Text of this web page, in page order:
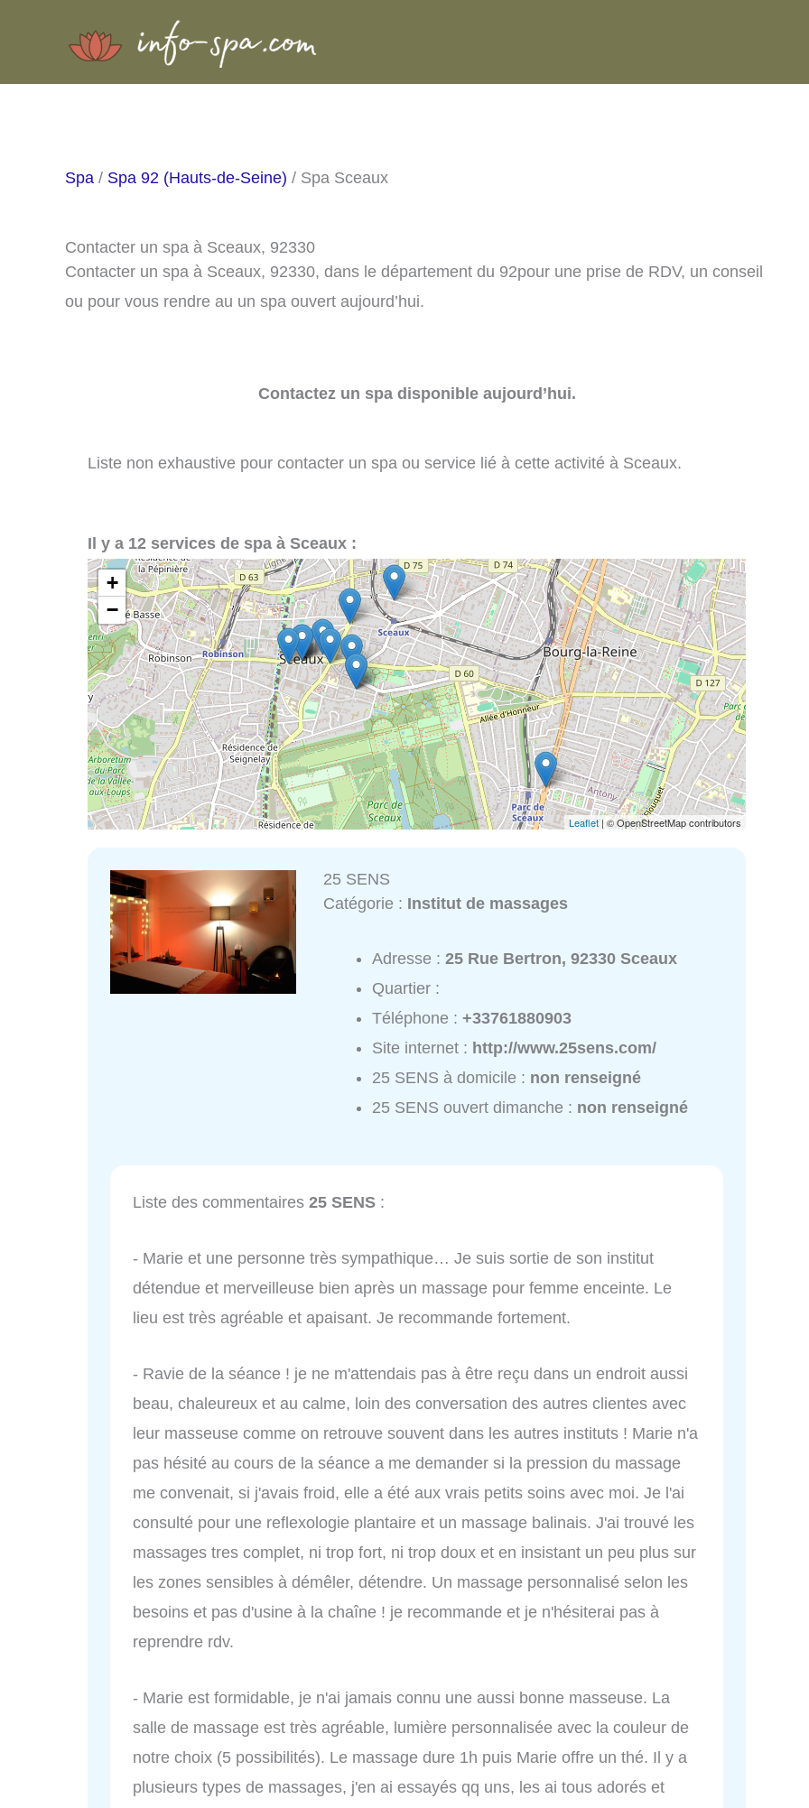
Spa / Spa 92 (Hauts-de-Seine) / Spa Sceaux
Contacter un spa à Sceaux, 92330
Contacter un spa à Sceaux, 92330, dans le département du 92pour une prise de RDV, un conseil
ou pour vous rendre au un spa ouvert aujourd’hui.
Contactez un spa disponible aujourd’hui.
Liste non exhaustive pour contacter un spa ou service lié à cette activité à Sceaux.
Il y a 12 services de spa à Sceaux :
+
−
Leaflet| © OpenStreetMap contributors
25 SENS
Catégorie : Institut de massages
Adresse :25 Rue Bertron, 92330 Sceaux
Quartier :
Téléphone :+33761880903
Site internet : http://www.25sens.com/
25 SENS à domicile : non renseigné
25 SENS ouvert dimanche : non renseigné
Liste des commentaires 25 SENS :
- Marie et une personne très sympathique… Je suis sortie de son institut
détendue et merveilleuse bien après un massage pour femme enceinte. Le
lieu est très agréable et apaisant. Je recommande fortement.
- Ravie de la séance ! je ne m'attendais pas à être reçu dans un endroit aussi
beau, chaleureux et au calme, loin des conversation des autres clientes avec
leur masseuse comme on retrouve souvent dans les autres instituts ! Marie n'a
pas hésité au cours de la séance a me demander si la pression du massage
me convenait, si j'avais froid, elle a été aux vrais petits soins avec moi. Je l'ai
consulté pour une reflexologie plantaire et un massage balinais. J'ai trouvé les
massages tres complet, ni trop fort, ni trop doux et en insistant un peu plus sur
les zones sensibles à démêler, détendre. Un massage personnalisé selon les
besoins et pas d'usine à la chaîne ! je recommande et je n'hésiterai pas à
reprendre rdv.
- Marie est formidable, je n'ai jamais connu une aussi bonne masseuse. La
salle de massage est très agréable, lumière personnalisée avec la couleur de
notre choix (5 possibilités). Le massage dure 1h puis Marie offre un thé. Il y a
plusieurs types de massages, j'en ai essayés qq uns, les ai tous adorés et